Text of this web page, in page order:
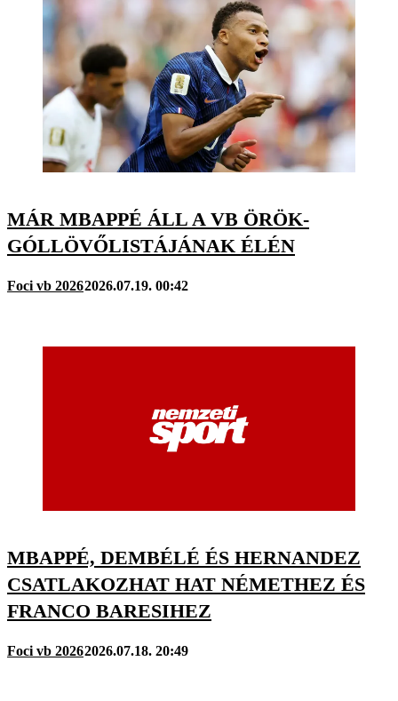
MÁR MBAPPÉ ÁLL A VB ÖRÖK-
GÓLLÖVŐLISTÁJÁNAK ÉLÉN
Foci vb 20262026.07.19. 00:42
MBAPPÉ, DEMBÉLÉ ÉS HERNANDEZ
CSATLAKOZHAT HAT NÉMETHEZ ÉS
FRANCO BARESIHEZ
Foci vb 20262026.07.18. 20:49